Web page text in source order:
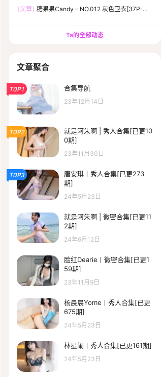
[文章] 糖果果Candy – NO.012 灰色卫衣[37P-
Ta的全部动态
文章聚合
TOP1 合集导航
23年12月14日
TOP2
就是阿朱啊 | 秀人合集[已更10
0期]
23年11月30日
TOP3
唐安琪丨秀人合集[已更273
期]
24年5月23日
就是阿朱啊 | 微密合集[已更11
2期]
24年6月12日
脸红Dearie丨微密合集[已更1
59期]
23年11月9日
杨晨晨Yome丨秀人合集[已更
675期]
24年5月23日
林星阑丨秀人合集[已更161期]
24年5月23日